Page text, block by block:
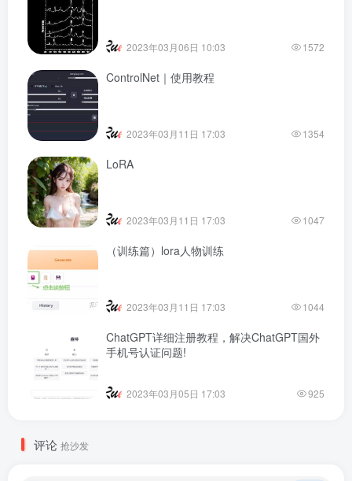
2023年03月06日 10:03 1572
ControlNet｜使用教程
2023年03月11日 17:03 1354
LoRA
2023年03月11日 17:03 1047
（训练篇）lora人物训练
2023年03月11日 17:03 1044
ChatGPT详细注册教程，解决ChatGPT国外
手机号认证问题!
2023年03月05日 17:03 925
评论 抢沙发